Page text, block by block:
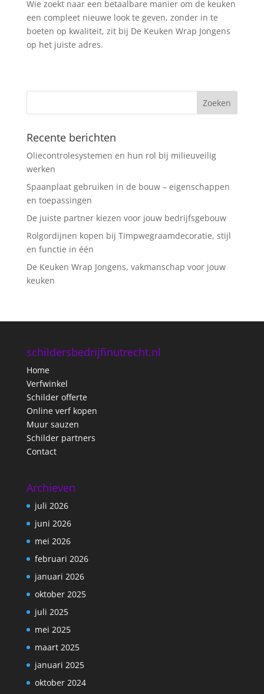
Wie zoekt naar een betaalbare manier om de keuken
een compleet nieuwe look te geven, zonder in te
boeten op kwaliteit, zit bij De Keuken Wrap Jongens
op het juiste adres.
Recente berichten
Oliecontrolesystemen en hun rol bij milieuveilig
werken
Spaanplaat gebruiken in de bouw – eigenschappen
en toepassingen
De juiste partner kiezen voor jouw bedrijfsgebouw
Rolgordijnen kopen bij Timpwegraamdecoratie, stijl
en functie in één
De Keuken Wrap Jongens, vakmanschap voor jouw
keuken
schildersbedrijfinutrecht.nl
Home
Verfwinkel
Schilder offerte
Online verf kopen
Muur sauzen
Schilder partners
Contact
Archieven
juli 2026
juni 2026
mei 2026
februari 2026
januari 2026
oktober 2025
juli 2025
mei 2025
maart 2025
januari 2025
oktober 2024